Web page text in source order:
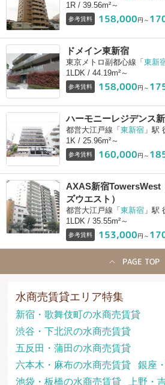
1R / 39.56m²～
参考賃料 158,000円～
ドメイン東新宿
東京メトロ副都心線「 東新
1LDK / 44.19m²～
参考賃料 158,000円～
ハーモニーレジデンス
都営大江戸線「 東新宿 」駅
1K / 25.96m²～
参考賃料 160,000円～
AXAS新宿TowersWest
ズウエスト）
都営大江戸線「 東新宿 」駅
1LDK / 35.55m²～
参考賃料 153,000円～
PAGE TOP
水商売賃貸エリア特集
新宿・歌舞伎町の水商売賃貸
渋谷・下北沢の水商売賃貸
五反田・蒲田の水商売賃貸
六本木・麻布の水商売賃貸
銀座
池袋・板橋の水商売賃貸
上野・